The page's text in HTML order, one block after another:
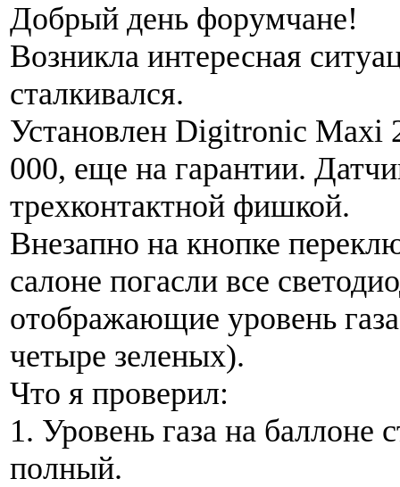
Добрый день форумчане!
Возникла интересная
сталкивался.
Установлен Digitronic Maxi
000, еще на гарантии.
трехконтактной фишкой.
Внезапно на кнопке
салоне погасли все
отображающие уровень
четыре зеленых).
Что я проверил:
1. Уровень газа на баллоне
полный.